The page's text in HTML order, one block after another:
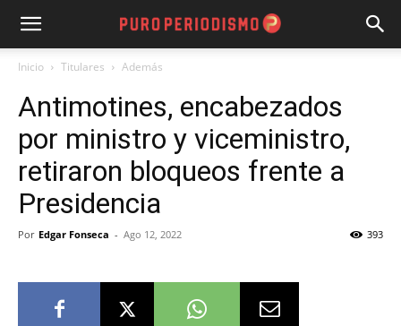
Inicio Titulares Además
Antimotines, encabezados
por ministro y viceministro,
retiraron bloqueos frente a
Presidencia
Por Edgar Fonseca - Ago 12, 2022 393